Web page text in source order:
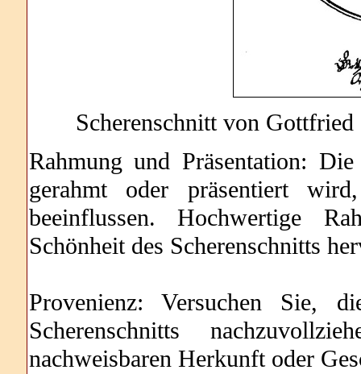
Scherenschnitt von
Rahmung und Präsentation:
gerahmt oder präsentiert
beeinflussen. Hochwertige
Schönheit des Scherenschnitts
Provenienz: Versuchen Sie,
Scherenschnitts
nachweisbaren Herkunft oder